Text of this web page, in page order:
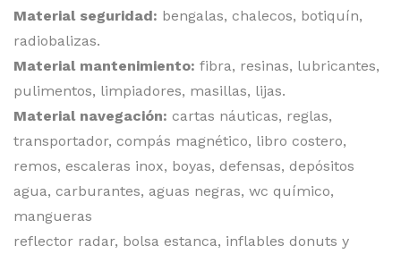
Material seguridad: bengalas, chalecos, botiquín,
radiobalizas.
Material mantenimiento: fibra, resinas, lubricantes,
pulimentos, limpiadores, masillas, lijas.
Material navegación: cartas náuticas, reglas,
transportador, compás magnético, libro costero,
remos, escaleras inox, boyas, defensas, depósitos
agua, carburantes, aguas negras, wc químico,
mangueras
reflector radar, bolsa estanca, inflables donuts y